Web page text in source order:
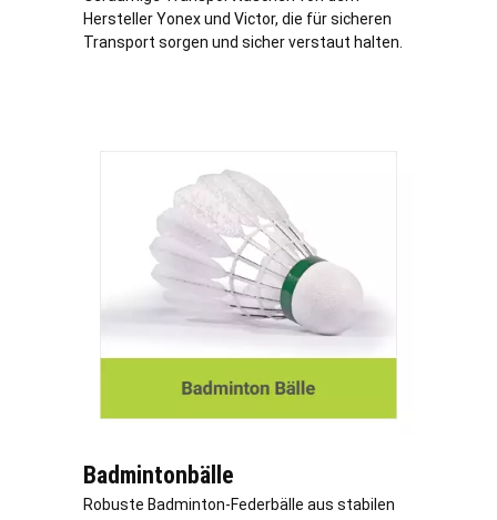
Hersteller Yonex und Victor, die für sicheren
Transport sorgen und sicher verstaut halten.
Badmintonbälle
Robuste Badminton-Federbälle aus stabilen